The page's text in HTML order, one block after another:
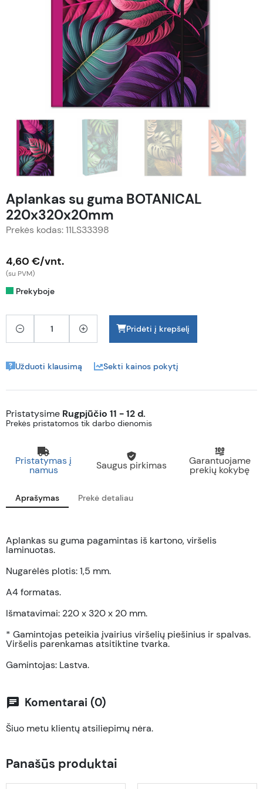
Aplankas su guma BOTANICAL
220x320x20mm
Prekės kodas: 11LS33398
4,60 €/vnt.
(su PVM)
Prekyboje
Pridėti į krepšelį
Užduoti klausimą Sekti kainos pokytį
Pristatysime Rugpjūčio 11 - 12 d.
Prekės pristatomos tik darbo dienomis
Pristatymas į
namus Saugus pirkimas Garantuojame
prekių kokybę
Aprašymas Prekė detaliau
Aplankas su guma pagamintas iš kartono, viršelis
laminuotas.
Nugarėlės plotis: 1,5 mm.
A4 formatas.
Išmatavimai: 220 x 320 x 20 mm.
* Gamintojas peteikia įvairius viršelių piešinius ir spalvas.
Viršelis parenkamas atsitiktine tvarka.
Gamintojas: Lastva.
chat Komentarai (0)
Šiuo metu klientų atsiliepimų nėra.
Panašūs produktai